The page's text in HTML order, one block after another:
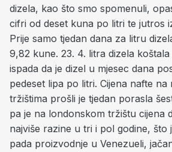
dizela, kao što smo spomenuli,
cifri od deset kuna po litri te jutros
Prije samo tjedan dana za litru
9,82 kune. 23. 4. litra dizela
ispada da je dizel u mjesec dana
pedeset lipa po litri. Cijena nafte na
tržištima prošli je tjedan porasla
pa je na londonskom tržištu cijena
najviše razine u tri i pol godine, što
pada proizvodnje u Venezueli,